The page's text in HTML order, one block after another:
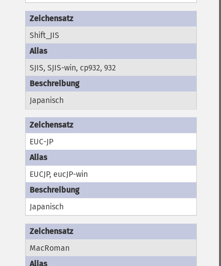
Shift_JIS
SJIS, SJIS-win, cp932, 932
Japanisch
EUC-JP
EUCJP, eucJP-win
Japanisch
MacRoman